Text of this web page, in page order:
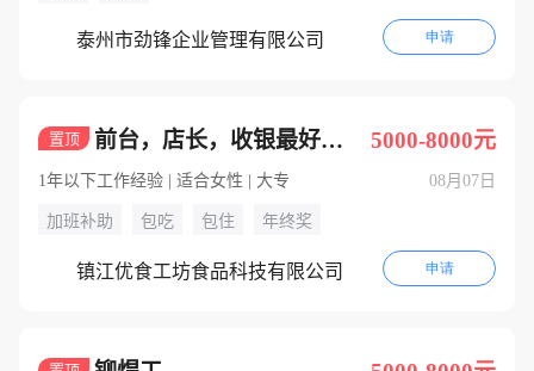
泰州市劲锋企业管理有限公司 申请
置顶 前台，店长，收银最好会直播 5000-8000元
1年以下工作经验 | 适合女性 | 大专 08月07日
加班补助 包吃 包住 年终奖
镇江优食工坊食品科技有限公司 申请